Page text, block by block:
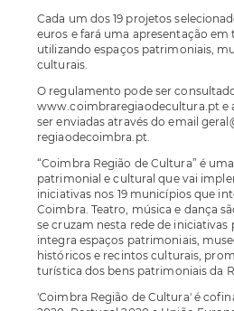
Cada um dos 19 projetos
euros e fará uma apresentação em
utilizando espaços patrimoniais,
culturais.
O regulamento pode ser
www.coimbraregiaodecultura.pt e
ser enviadas através do email
regiaodecoimbra.pt.
“Coimbra Região de Cultura” é
patrimonial e cultural que vai
iniciativas nos 19 municípios que
Coimbra. Teatro, música e dança
se cruzam nesta rede de
integra espaços patrimoniais,
históricos e recintos culturais,
turística dos bens patrimoniais da
'Coimbra Região de Cultura' é